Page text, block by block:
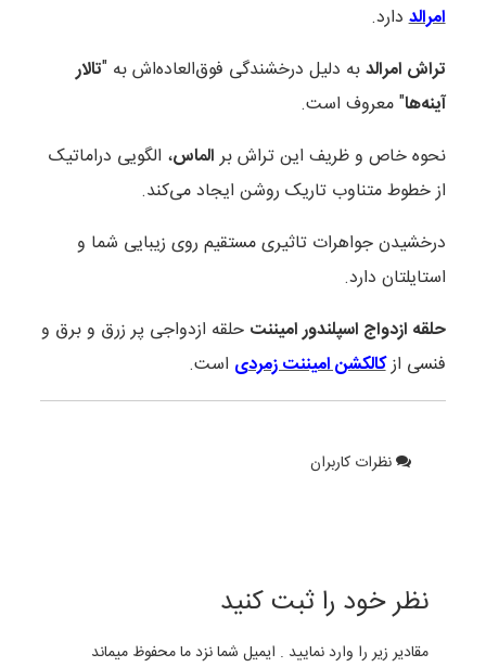
امرالددارد.
تراش امرالدبه دلیل درخشندگی فوق‌العاده‌اش به "تالار
آینه‌ها" معروف است.
نحوه خاص و ظریف این تراش برالماس، الگویی دراماتیک
از خطوط متناوب تاریک روشن ایجاد می‌کند.
درخشیدن جواهرات تاثیری مستقیم روی زیبایی شما و
استایلتان دارد.
حلقه ازدواج اسپلندور امیننت حلقه ازدواجی پر زرق و برق و
فنسی ازکالکشن امیننت زمردی است.
نظرات کاربران
نظر خود را ثبت کنید
مقادیر زیر را وارد نمایید . ایمیل شما نزد ما محفوظ میماند